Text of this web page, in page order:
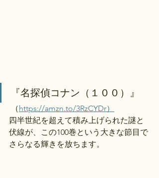
『名探偵コナン（１００）』
（ https://amzn.to/3RzCYDr）
四半世紀を超えて積み上げられた謎と
伏線が、この100巻という大きな節目で
さらなる輝きを放ちます。